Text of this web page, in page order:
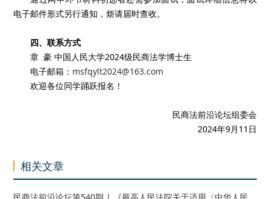
电子邮件形式另行通知，烦请届时查收。
四、联系方式
章 豪 中国人民大学2024级民商法学博士生
电子邮箱： msfqylt2024@163.com
欢迎各位同学踊跃报名！
民商法前沿论坛组委会
2024年9月11日
相关文章